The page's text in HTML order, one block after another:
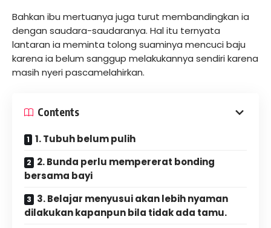
Bahkan ibu mertuanya juga turut membandingkan ia
dengan saudara-saudaranya. Hal itu ternyata
lantaran ia meminta tolong suaminya mencuci baju
karena ia belum sanggup melakukannya sendiri karena
masih nyeri pascamelahirkan.
Contents
1. Tubuh belum pulih
2. Bunda perlu mempererat bonding
bersama bayi
3. Belajar menyusui akan lebih nyaman
dilakukan kapanpun bila tidak ada tamu.